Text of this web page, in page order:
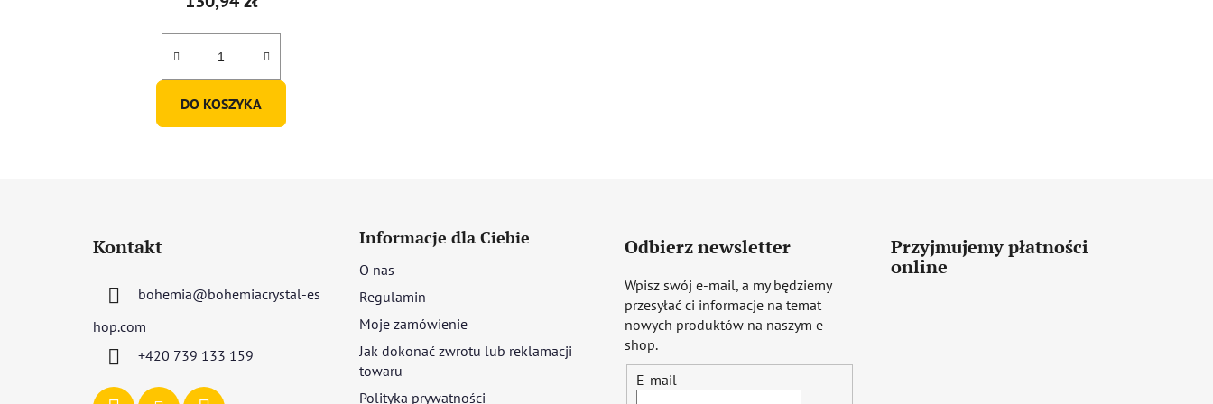
DO KOSZYKA
Kontakt
bohemia@bohemiacrystal-es
hop.com
+420 739 133 159
Informacje dla Ciebie
O nas
Regulamin
Moje zamówienie
Jak dokonać zwrotu lub reklamacji
towaru
Polityka prywatności
Odbierz newsletter
Wpisz swój e-mail, a my będziemy
przesyłać ci informacje na temat
nowych produktów na naszym e-
shop.
E-mail
Przyjmujemy płatności
online